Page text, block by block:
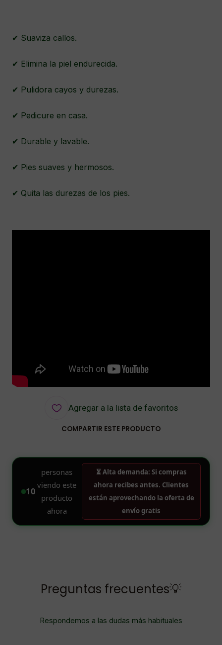
✔ Suaviza callos.
✔ Elimina la piel endurecida.
✔ Pulidora cayos y durezas.
✔ Pedicure en casa.
✔ Durable y lavable.
✔ Pies suaves y hermosos.
✔ Quita las durezas de los pies.
Agregar a la lista de favoritos
COMPARTIR ESTE PRODUCTO
Preguntas frecuentes💡
Respondemos a las dudas más habituales